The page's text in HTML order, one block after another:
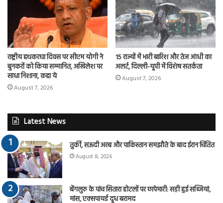
राष्ट्रीय हथकरघा दिवस पर सीएम योगी ने
बुनकरों को किया सम्मानित, अखिलेश पर
साधा निशाना, कहा ये
August 7, 2026
15 राज्यों में भारी बारिश और तेज आंधी का
अलर्ट, दिल्ली-यूपी में विशेष सतर्कता
August 7, 2026
Latest News
तुर्की, सऊदी अरब और पाकिस्तान समझौते के बाद ईरान चिंतित
August 8, 2026
बेंगलुरु के पांच सितारा होटलों पर छापेमारी: सड़ी हुई सब्जियां,
मांस, एक्सपायर्ड दूध बरामद